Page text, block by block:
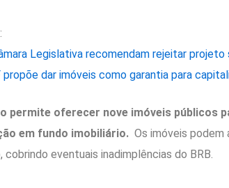
Legislativa recomendam rejeitar projeto
propõe dar imóveis como garantia para
permite oferecer nove imóveis públicos
em fundo imobiliário. Os imóveis podem
eventuais inadimplências do BRB.